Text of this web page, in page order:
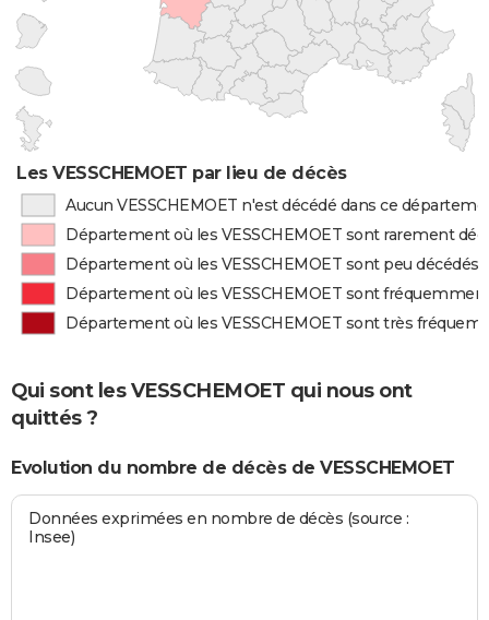
Les VESSCHEMOET par lieu de décès
Aucun VESSCHEMOET n'est décédé dans ce
Département où les VESSCHEMOET sont rarement
Département où les VESSCHEMOET sont peu décédés
Département où les VESSCHEMOET sont
Département où les VESSCHEMOET sont très
Qui sont les VESSCHEMOET qui nous ont
quittés ?
Evolution du nombre de décès de VESSCHEMOET
Données exprimées en nombre de décès (source :
Insee)